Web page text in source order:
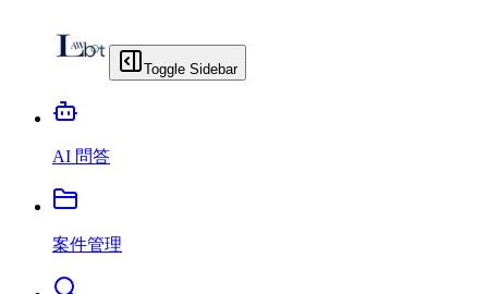
Toggle Sidebar
AI 問答
案件管理